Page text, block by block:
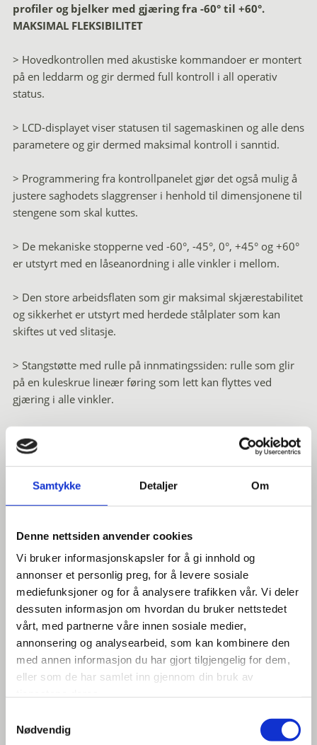
Samtykke Detaljer Om
Denne nettsiden anvender cookies
Vi bruker informasjonskapsler for å gi innhold og
annonser et personlig preg, for å levere sosiale
mediefunksjoner og for å analysere trafikken vår. Vi deler
dessuten informasjon om hvordan du bruker nettstedet
vårt, med partnerne våre innen sosiale medier,
annonsering og analysearbeid, som kan kombinere den
med annen informasjon du har gjort tilgjengelig for dem,
eller som de har samlet inn gjennom din bruk av
Nødvendig
profiler og bjelker med gjæring fra -60° til +60°.
MAKSIMAL FLEKSIBILITET
> Hovedkontrollen med akustiske kommandoer er montert
på en leddarm og gir dermed full kontroll i all operativ
status.
> LCD-displayet viser statusen til sagemaskinen og alle dens
parametere og gir dermed maksimal kontroll i sanntid.
> Programmering fra kontrollpanelet gjør det også mulig å
justere saghodets slaggrenser i henhold til dimensjonene til
stengene som skal kuttes.
> De mekaniske stopperne ved -60°, -45°, 0°, +45° og +60°
er utstyrt med en låseanordning i alle vinkler i mellom.
> Den store arbeidsflaten som gir maksimal skjærestabilitet
og sikkerhet er utstyrt med herdede stålplater som kan
skiftes ut ved slitasje.
> Stangstøtte med rulle på innmatingssiden: rulle som glir
på en kuleskrue lineær føring som lett kan flyttes ved
gjæring i alle vinkler.
> Det dreiende skjærebordet er satt sammen på en sentral
tapp og et rullelager, og tillater dermed en enkel og jevn
> Vinkelskala gravert på vendebordet gjør det enkelt å
utføre presise kutt i perfekt toleranse i alle vinkler.
> Klemenheten som skyves i lengderetningen til høyre og
venstre for saghodet gjør det mulig å utføre selv nøyaktige
vinkelkutt på en sikker måte.
> Det hurtigutløsende klemsystemet gjør det mulig å
manuelt åpne/lukke skrustikken på en enkel måte.
opphopning av spon og nedetider under sponfjerningen.